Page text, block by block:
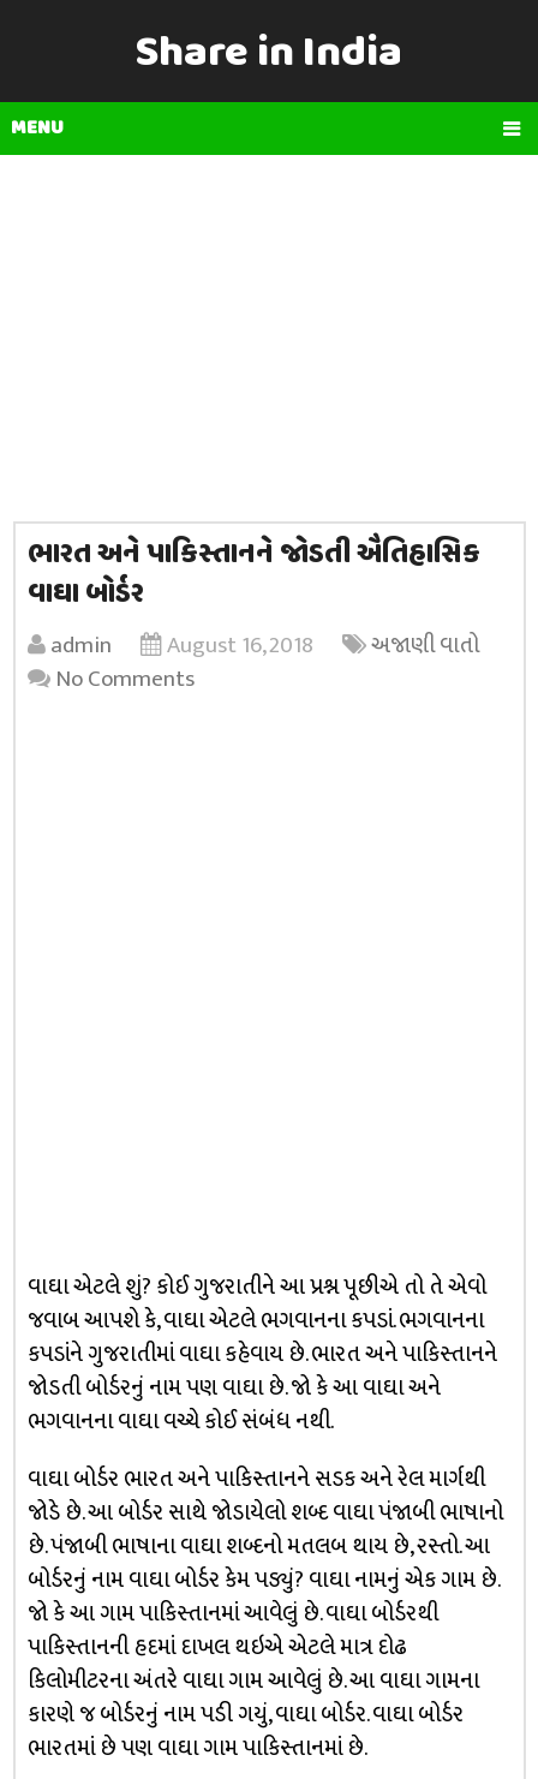
Share in India
MENU
ભારત અને પાકિસ્તાનને જોડતી ઐતિહાસિક
વાઘા બોર્ડર
admin August 16, 2018
અજાણી વાતો
No Comments
વાઘા એટલે શું? કોઈ ગુજરાતીને આ પ્રશ્ન પૂછીએ તો તે એવો
જવાબ આપશે કે, વાઘા એટલે ભગવાનના કપડાં. ભગવાનના
કપડાંને ગુજરાતીમાં વાઘા કહેવાય છે. ભારત અને પાકિસ્તાનને
જોડતી બોર્ડરનું નામ પણ વાઘા છે. જો કે આ વાઘા અને
ભગવાનના વાઘા વચ્ચે કોઈ સંબંધ નથી.
વાઘા બોર્ડર ભારત અને પાકિસ્તાનને સડક અને રેલ માર્ગથી
જોડે છે. આ બોર્ડર સાથે જોડાયેલો શબ્દ વાઘા પંજાબી ભાષાનો
છે. પંજાબી ભાષાના વાઘા શબ્દનો મતલબ થાય છે, રસ્તો. આ
બોર્ડરનું નામ વાઘા બોર્ડર કેમ પડ્યું? વાઘા નામનું એક ગામ છે.
જો કે આ ગામ પાકિસ્તાનમાં આવેલું છે. વાઘા બોર્ડરથી
પાકિસ્તાનની હદમાં દાખલ થઇએ એટલે માત્ર દોઢ
કિલોમીટરના અંતરે વાઘા ગામ આવેલું છે. આ વાઘા ગામના
કારણે જ બોર્ડરનું નામ પડી ગયું, વાઘા બોર્ડર. વાઘા બોર્ડર
ભારતમાં છે પણ વાઘા ગામ પાકિસ્તાનમાં છે.